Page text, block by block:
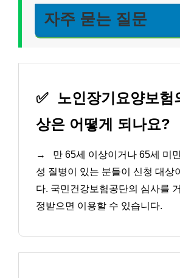
자주 묻는 질문
✅ 노인장기요양보험
상은 어떻게 되나요?
→
만 65세 이상이거나 65세 미
성 질병이 있는 분들이 신청 대상
다. 국민건강보험공단의 심사를
정받으면 이용할 수 있습니다.